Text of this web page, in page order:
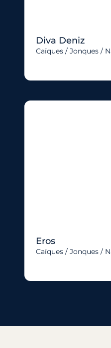
Diva Deniz
Caïques / Jonques /
Eros
Caïques / Jonques /